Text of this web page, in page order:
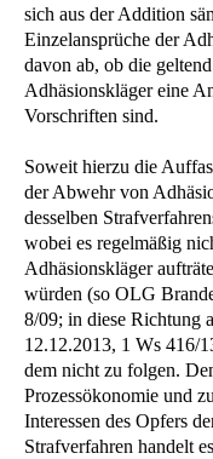
sich aus der Addition
Einzelansprüche der
davon ab, ob die
Adhäsionskläger eine
Vorschriften sind.
Soweit hierzu die
der Abwehr von
desselben
wobei es regelmäßig
Adhäsionskläger
würden (so OLG
8/09; in diese Richtung
12.12.2013, 1 Ws 416/
dem nicht zu folgen.
Prozessökonomie und
Interessen des Opfers
Strafverfahren handelt